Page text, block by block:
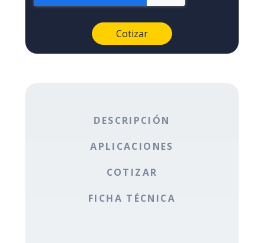
DESCRIPCIÓN
APLICACIONES
COTIZAR
FICHA TÉCNICA